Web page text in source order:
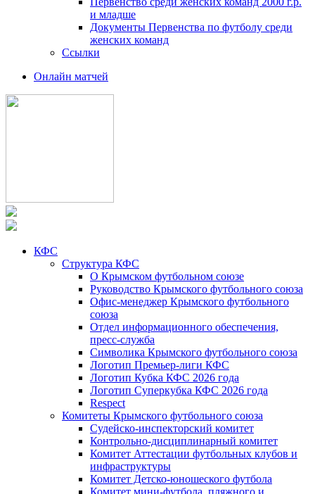
и младше
Документы Первенства по футболу среди
женских команд
Ссылки
Онлайн матчей
КФС
Структура КФС
О Крымском футбольном союзе
Руководство Крымского футбольного союза
Офис-менеджер Крымского футбольного
союза
Отдел информационного обеспечения,
пресс-служба
Символика Крымского футбольного союза
Логотип Премьер-лиги КФС
Логотип Кубка КФС 2026 года
Логотип Суперкубка КФС 2026 года
Respect
Комитеты Крымского футбольного союза
Судейско-инспекторский комитет
Контрольно-дисциплинарный комитет
Комитет Аттестации футбольных клубов и
инфраструктуры
Комитет Детско-юношеского футбола
Комитет мини-футбола, пляжного и